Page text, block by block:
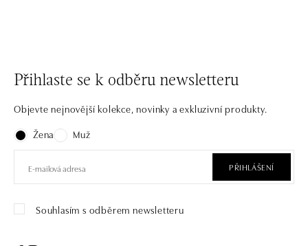
Přihlaste se k odběru newsletteru
Objevte nejnovější kolekce, novinky a exkluzivní produkty.
Žena
Muž
PŘIHLÁŠENÍ
Souhlasím s odběrem newsletteru